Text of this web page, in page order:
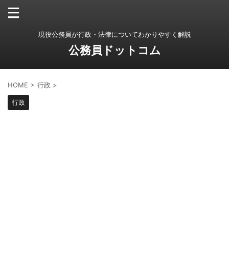
現役公務員が行政・法律についてわかりやすく解説
公務員ドットコム
HOME > 行政 >
行政